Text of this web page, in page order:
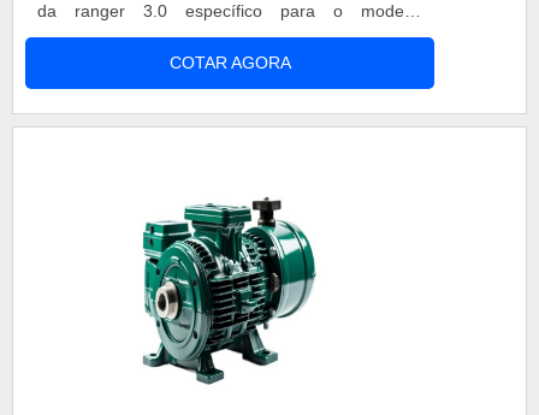
da ranger 3.0 específico para o modelo.
Indispensável para o sistema de injeção
eletrônica, o bico injetor é uma peça fabricada
com precisão dos orifícios de injeção, adição em
COTAR AGORA